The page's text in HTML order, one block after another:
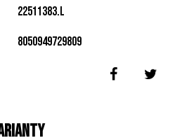
22511383.L
8050949729809